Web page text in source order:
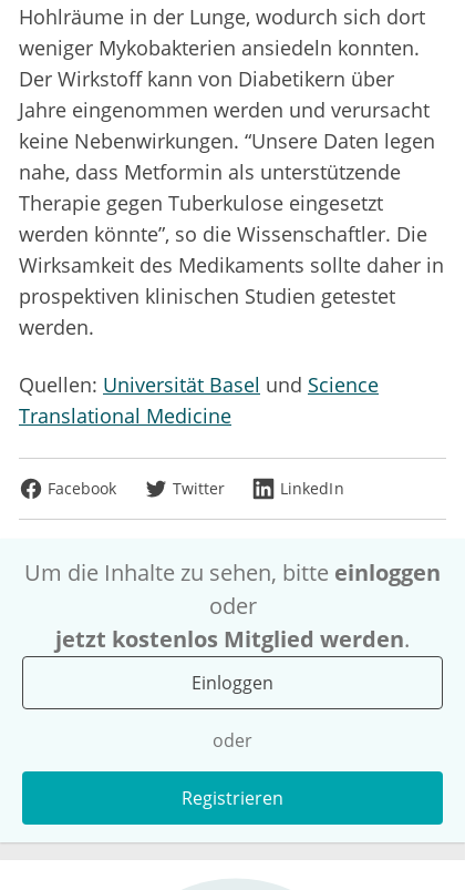
Hohlräume in der Lunge, wodurch sich dort
weniger Mykobakterien ansiedeln konnten.
Der Wirkstoff kann von Diabetikern über
Jahre eingenommen werden und verursacht
keine Nebenwirkungen. “Unsere Daten legen
nahe, dass Metformin als unterstützende
Therapie gegen Tuberkulose eingesetzt
werden könnte”, so die Wissenschaftler. Die
Wirksamkeit des Medikaments sollte daher in
prospektiven klinischen Studien getestet
werden.
Quellen: Universität Basel und Science
Translational Medicine
Facebook Twitter LinkedIn
Um die Inhalte zu sehen, bitte einloggen
oder
jetzt kostenlos Mitglied werden.
Einloggen
oder
Registrieren